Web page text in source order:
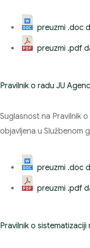
preuzmi .doc
preuzmi .pdf
Pravilnik o radu JU
Suglasnost na Pravilnik
objavljena u Službenom
preuzmi .doc
preuzmi .pdf
Pravilnik o